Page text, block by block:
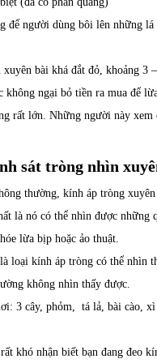
để người dùng bôi lên những lá
bài khá đắt đỏ, khoảng 3
không ngại bỏ tiền ra mua để
rất lớn. Những người này xem
sát tròng nhìn
thường, kính áp tròng
là nó có thể nhìn được những
lừa bịp hoặc ảo thuật.
loại kính áp tròng có thể nhìn
không nhìn thấy được.
3 cây, phỏm, tá lả, bài cào,
khó nhận biết bạn đang đeo